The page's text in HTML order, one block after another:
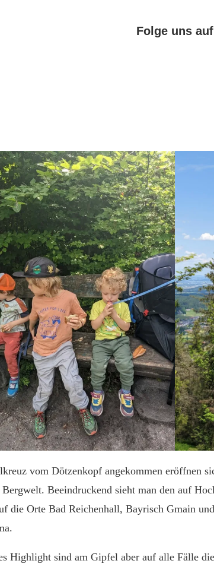
Folge uns auf
vom Dötzenkopf angekommen eröffnen
Beeindruckend sieht man den auf
die Orte Bad Reichenhall, Bayrisch Gmain
Highlight sind am Gipfel aber auf alle Fälle